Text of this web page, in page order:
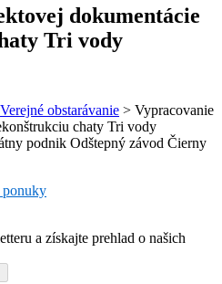
dokumentácie
Tri vody
Verejné obstarávanie > Vypracovanie
chaty Tri vody
podnik Odštepný závod Čierny
ponuky
a získajte prehlad o našich